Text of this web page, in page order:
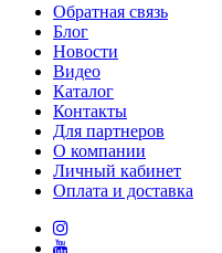
Обратная связь
Блог
Новости
Видео
Каталог
Контакты
Для партнеров
О компании
Личный кабинет
Оплата и доставка